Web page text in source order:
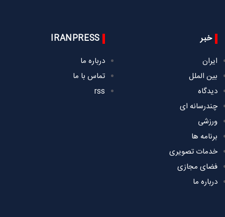
خبر
ایران
بین الملل
دیدگاه
چندرسانه ای
ورزشی
برنامه ها
خدمات تصویری
فضای مجازی
درباره ما
IRANPRESS
درباره ما
تماس با ما
rss